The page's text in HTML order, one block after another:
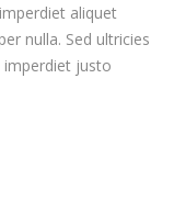
aliquet
nulla. Sed ultricies
imperdiet justo